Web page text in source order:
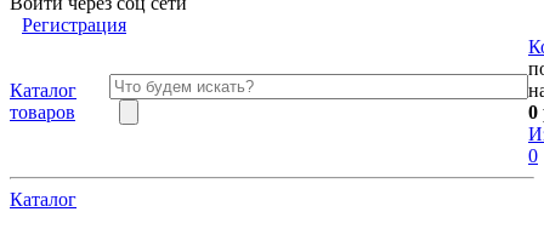
Регистрация
Каталог
товаров
0
0
Каталог